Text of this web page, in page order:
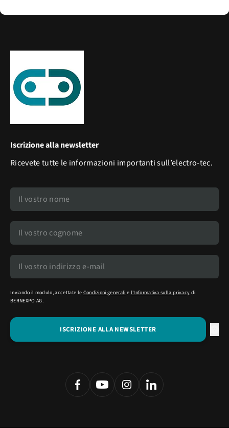
Iscrizione alla newsletter
Ricevete tutte le informazioni importanti sull’electro-tec.
Inviando il modulo, accettate le Condizioni generali e l'Informativa sulla privacy di
BERNEXPO AG.